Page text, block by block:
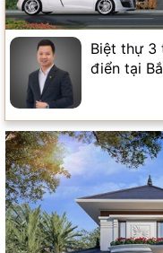
Biệt thự 3
điển tại